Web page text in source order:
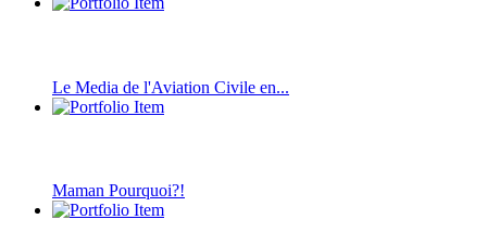
Le Media de l'Aviation Civile en...
Maman Pourquoi?!